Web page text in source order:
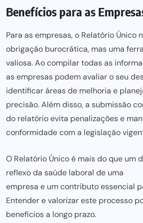
Benefícios para as
Para as empresas, o Relatório Único
obrigação burocrática, mas uma
valiosa. Ao compilar todas as
as empresas podem avaliar o seu
identificar áreas de melhoria e
precisão. Além disso, a submissão
do relatórioevita penalizaçõese
conformidade com a legislação
O Relatório Único é mais do que um
reflexo da saúde laboral de uma
empresa e um contributo essencial
Entender e valorizar este processo
benefícios a longo prazo.